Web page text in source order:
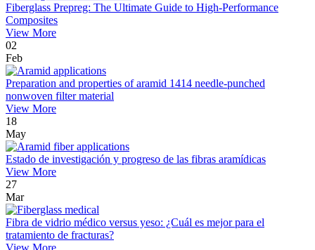
Fiberglass Prepreg: The Ultimate Guide to High-Performance
Composites
View More
02
Feb
Preparation and properties of aramid 1414 needle-punched
nonwoven filter material
View More
18
May
Estado de investigación y progreso de las fibras aramídicas
View More
27
Mar
Fibra de vidrio médico versus yeso: ¿Cuál es mejor para el
tratamiento de fracturas?
View More